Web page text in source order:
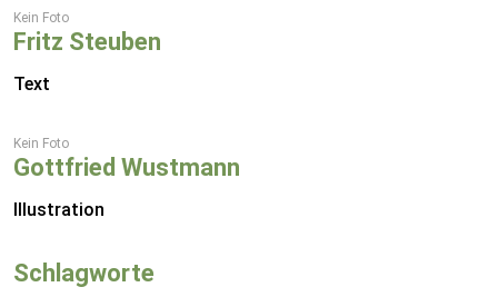
Kein Foto
Fritz Steuben
Text
Kein Foto
Gottfried Wustmann
Illustration
Schlagworte